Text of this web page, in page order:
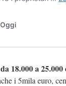
18.000 a
i 5mila euro,